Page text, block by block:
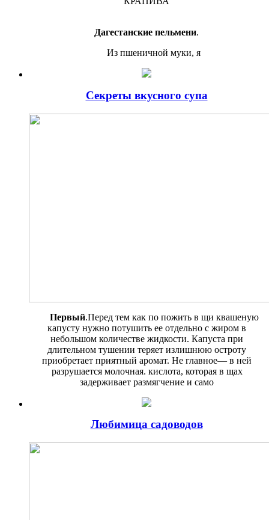
Дагестанские пельмени.
Из пшеничной муки, я
Секреты вкусного супа
Первый.Перед тем как по пожить в щи квашеную
капусту нужно потушить ее отдельно с жи­ром в
небольшом количестве жид­кости. Капуста при
длительном тушении теряет излишнюю остроту
приобретает приятный аромат. Не главное— в ней
разрушается молочная. кислота, которая в щах
задерживает размягчение и само
Любимица садоводов